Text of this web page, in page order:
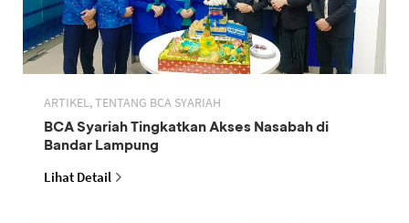
ARTIKEL, TENTANG BCA SYARIAH
BCA Syariah Tingkatkan Akses Nasabah di
Bandar Lampung
Lihat Detail